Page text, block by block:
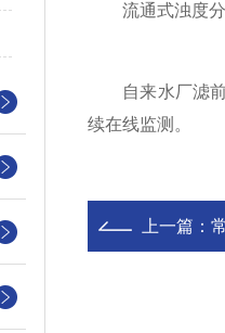
流通式浊度分
自来水厂滤前
续在线监测。
上一篇：